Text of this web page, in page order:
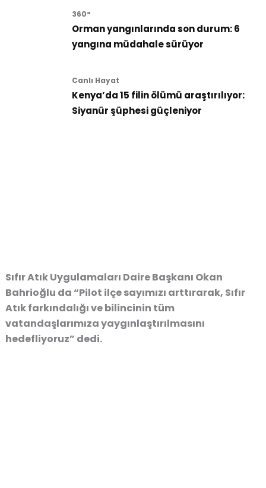
360°
Orman yangınlarında son durum: 6
yangına müdahale sürüyor
Canlı Hayat
Kenya’da 15 filin ölümü araştırılıyor:
Siyanür şüphesi güçleniyor
Sıfır Atık Uygulamaları Daire Başkanı Okan
Bahrioğlu da “Pilot ilçe sayımızı arttırarak, Sıfır
Atık farkındalığı ve bilincinin tüm
vatandaşlarımıza yaygınlaştırılmasını
hedefliyoruz” dedi.